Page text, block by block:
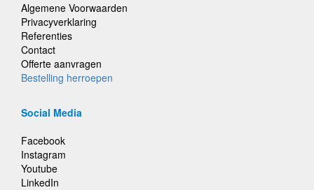
Algemene Voorwaarden
Privacyverklaring
Referenties
Contact
Offerte aanvragen
Bestelling herroepen
Social Media
Facebook
Instagram
Youtube
LinkedIn